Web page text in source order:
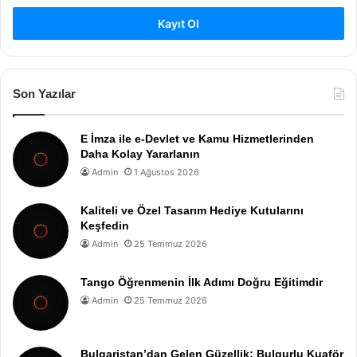
Kayıt Ol
Son Yazılar
E İmza ile e-Devlet ve Kamu Hizmetlerinden
Daha Kolay Yararlanın
Admin 1 Ağustos 2026
Kaliteli ve Özel Tasarım Hediye Kutularını
Keşfedin
Admin 25 Temmuz 2026
Tango Öğrenmenin İlk Adımı Doğru Eğitimdir
Admin 25 Temmuz 2026
Bulgaristan’dan Gelen Güzellik: Bulgurlu Kuaför